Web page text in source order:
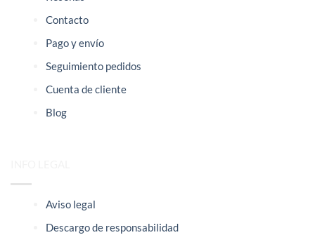
Contacto
Pago y envío
Seguimiento pedidos
Cuenta de cliente
Blog
Aviso legal
Descargo de responsabilidad